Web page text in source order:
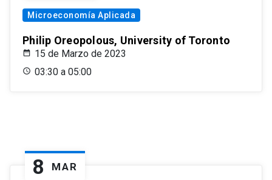
Microeconomía Aplicada
Philip Oreopolous, University of Toronto
15 de Marzo de 2023
03:30 a 05:00
8 MAR